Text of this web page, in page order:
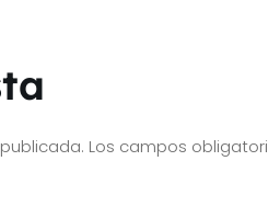
Los campos